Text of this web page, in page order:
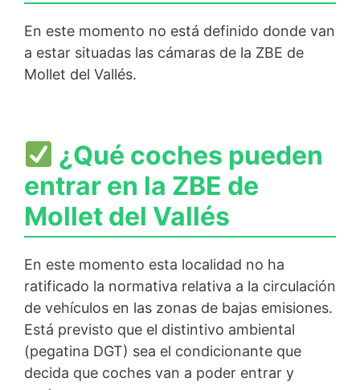
En este momento no está definido donde van
a estar situadas las cámaras de la ZBE de
Mollet del Vallés.
¿Qué coches pueden
entrar en la ZBE de
Mollet del Vallés
En este momento esta localidad no ha
ratificado la normativa relativa a la circulación
de vehículos en las zonas de bajas emisiones.
Está previsto que el distintivo ambiental
(pegatina DGT) sea el condicionante que
decida que coches van a poder entrar y